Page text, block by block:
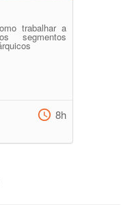
trabalhar a
segmentos
8h